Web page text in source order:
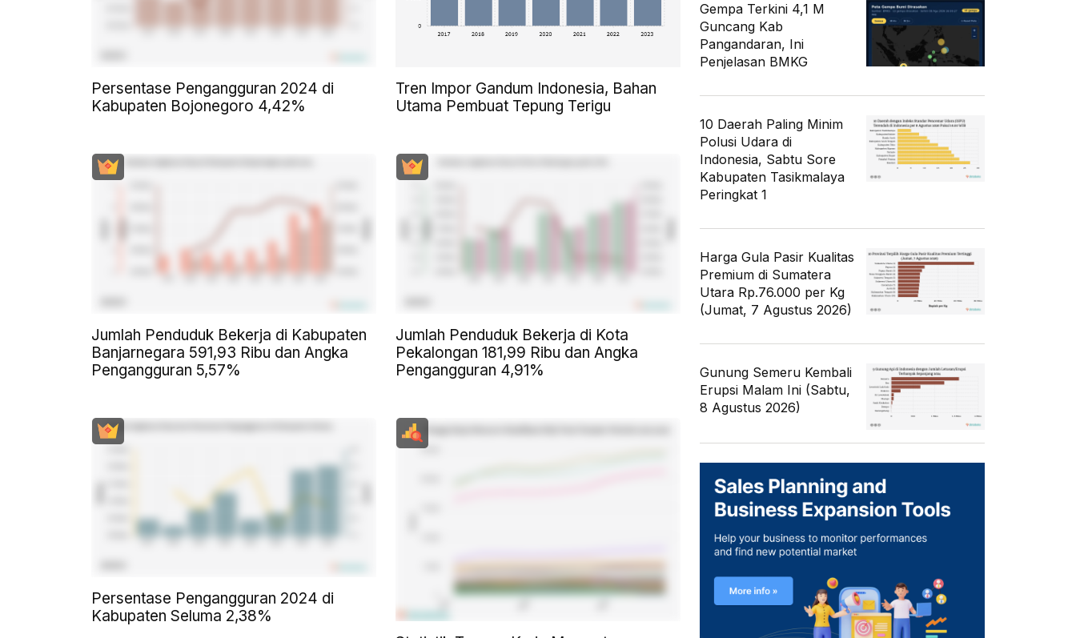
Persentase Pengangguran 2024 di
Kabupaten Bojonegoro 4,42%
Tren Impor Gandum Indonesia, Bahan
Utama Pembuat Tepung Terigu
Jumlah Penduduk Bekerja di Kabupaten
Banjarnegara 591,93 Ribu dan Angka
Pengangguran 5,57%
Jumlah Penduduk Bekerja di Kota
Pekalongan 181,99 Ribu dan Angka
Pengangguran 4,91%
Persentase Pengangguran 2024 di
Kabupaten Seluma 2,38%
Gempa Terkini 4,1 M
Guncang Kab
Pangandaran, Ini
Penjelasan BMKG
10 Daerah Paling Minim
Polusi Udara di
Indonesia, Sabtu Sore
Kabupaten Tasikmalaya
Peringkat 1
Harga Gula Pasir Kualitas
Premium di Sumatera
Utara Rp.76.000 per Kg
(Jumat, 7 Agustus 2026)
Gunung Semeru Kembali
Erupsi Malam Ini (Sabtu,
8 Agustus 2026)